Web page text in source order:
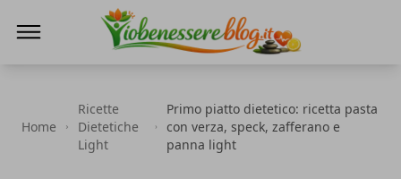
Home
Ricette
Dietetiche
Light
Primo piatto dietetico: ricetta pasta
con verza, speck, zafferano e
panna light